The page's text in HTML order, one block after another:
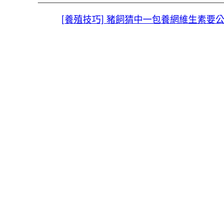
[養殖技巧] 豬飼猜中一包養網維生素要